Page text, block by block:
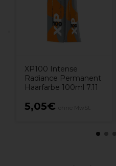
XP100 Intense
Radiance Permanent
Haarfarbe 100ml 7.11
5,05€